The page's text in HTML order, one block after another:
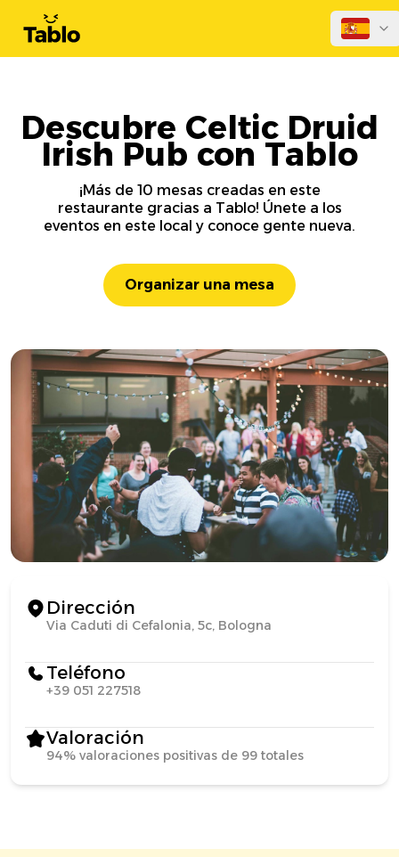
Descubre Celtic Druid
Irish Pub con Tablo
¡Más de 10 mesas creadas en este
restaurante gracias a Tablo! Únete a los
eventos en este local y conoce gente nueva.
Organizar una mesa
Dirección
Via Caduti di Cefalonia, 5c, Bologna
Teléfono
+39 051 227518
Valoración
94% valoraciones positivas de 99 totales